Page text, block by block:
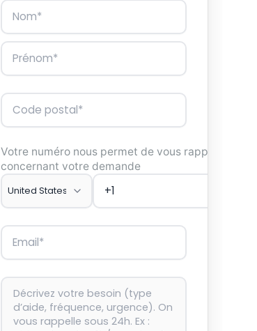
Votre numéro nous permet de vous rappeler
concernant votre demande